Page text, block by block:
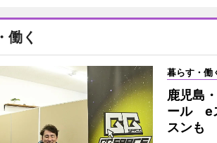
働く
暮らす・働
鹿児島
ール e
スンも